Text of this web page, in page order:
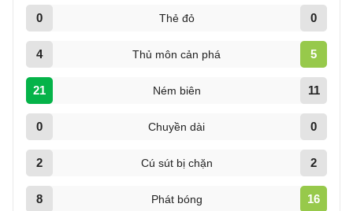
0 Thẻ đỏ 0
4 Thủ môn cản phá 5
21 Ném biên 11
0 Chuyền dài 0
2 Cú sút bị chặn 2
8 Phát bóng 16